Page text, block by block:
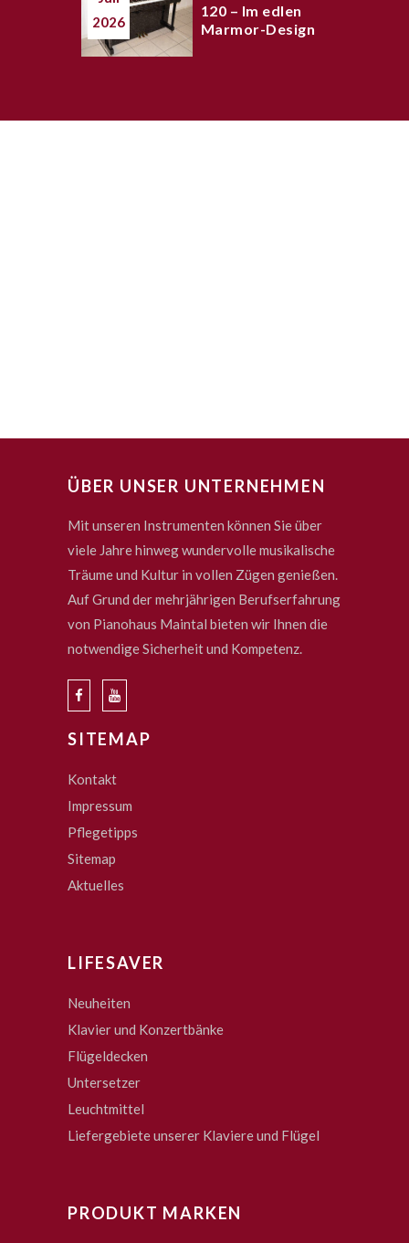
2026
120 – Im edlen
Marmor-Design
ÜBER UNSER UNTERNEHMEN
Mit unseren Instrumenten können Sie über
viele Jahre hinweg wundervolle musikalische
Träume und Kultur in vollen Zügen genießen.
Auf Grund der mehrjährigen Berufserfahrung
von Pianohaus Maintal bieten wir Ihnen die
notwendige Sicherheit und Kompetenz.
SITEMAP
Kontakt
Impressum
Pflegetipps
Sitemap
Aktuelles
LIFESAVER
Neuheiten
Klavier und Konzertbänke
Flügeldecken
Untersetzer
Leuchtmittel
Liefergebiete unserer Klaviere und Flügel
PRODUKT MARKEN